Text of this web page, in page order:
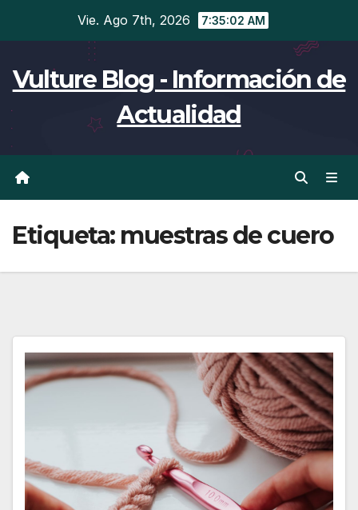
Vie. Ago 7th, 2026 7:35:02 AM
Vulture Blog - Información de
Actualidad
Etiqueta: muestras de cuero